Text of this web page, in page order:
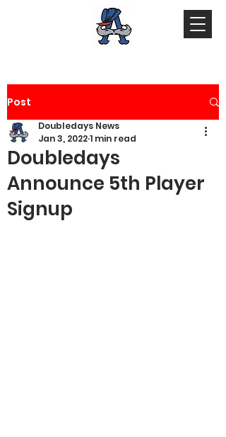
Post
Doubledays
Announce 5th Player
Signup
Doubledays News
Jan 3, 20221 min read